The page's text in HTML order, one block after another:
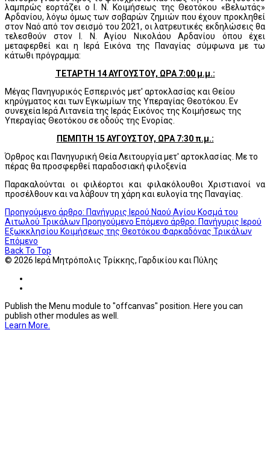
λαμπρώς εορτάζει ο Ι. Ν. Κοιμήσεως της Θεοτόκου «Βελωτάς»
Αρδανίου, λόγω όμως των σοβαρών ζημιών που έχουν προκληθεί
στον Ναό από τον σεισμό του 2021, οι λατρευτικές εκδηλώσεις θα
τελεσθούν στον Ι. Ν. Αγίου Νικολάου Αρδανίου όπου έχει
μεταφερθεί και η Ιερά Εικόνα της Παναγίας σύμφωνα με τω
κάτωθι πρόγραμμα:
ΤΕΤΑΡΤΗ 14 ΑΥΓΟΥΣΤΟΥ, ΩΡΑ 7:00 μ.μ.:
Μέγας Πανηγυρικός Εσπερινός μετ' αρτοκλασίας και Θείου
κηρύγματος και των Εγκωμίων της Υπεραγίας Θεοτόκου. Εν
συνεχεία Ιερά Λιτανεία της Ιεράς Εικόνος της Κοιμήσεως της
Υπεραγίας Θεοτόκου σε οδούς της Ενορίας.
ΠΕΜΠΤΗ 15 ΑΥΓΟΥΣΤΟΥ, ΩΡΑ 7:30 π.μ.:
Όρθρος και Πανηγυρική Θεία Λειτουργία μετ' αρτοκλασίας. Με το
πέρας θα προσφερθεί παραδοσιακή φιλοξενία
Παρακαλούνται οι φιλέορτοι και φιλακόλουθοι Χριστιανοί να
προσέλθουν και να λάβουν τη χάρη και ευλογία της Παναγίας.
Προηγούμενο άρθρο: Πανήγυρις Ιερού Ναού Αγίου Κοσμά του
Αιτωλού Τρικάλων Προηγούμενο Επόμενο άρθρο: Πανήγυρις Ιερού
Εξωκκλησίου Κοιμήσεως της Θεοτόκου Φαρκαδόνας Τρικάλων
Επόμενο
Back To Top
© 2026 Ιερά Μητρόπολις Τρίκκης, Γαρδικίου και Πύλης
Publish the Menu module to "offcanvas" position. Here you can
publish other modules as well.
Learn More.